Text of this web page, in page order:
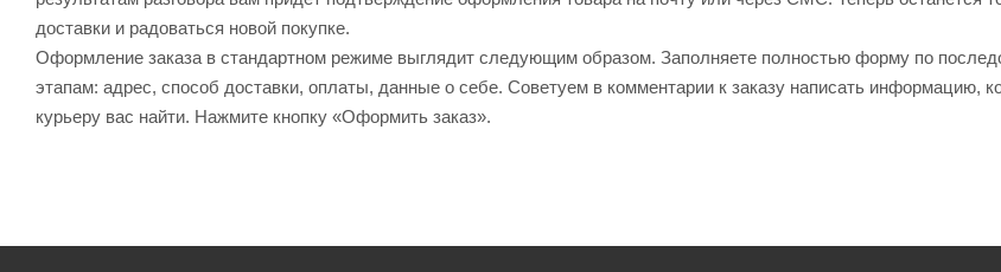
доставки и радоваться новой покупке.
Оформление заказа в стандартном режиме выглядит следующим образом. Заполняете полностью форму по
этапам: адрес, способ доставки, оплаты, данные о себе. Советуем в комментарии к заказу написать информацию,
курьеру вас найти. Нажмите кнопку «Оформить заказ».